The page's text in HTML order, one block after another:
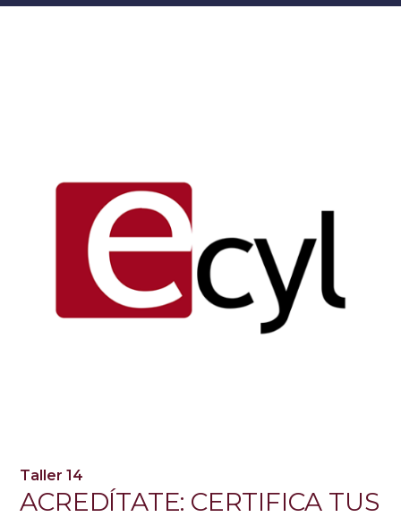
Taller 14
ACREDÍTATE: CERTIFICA TUS